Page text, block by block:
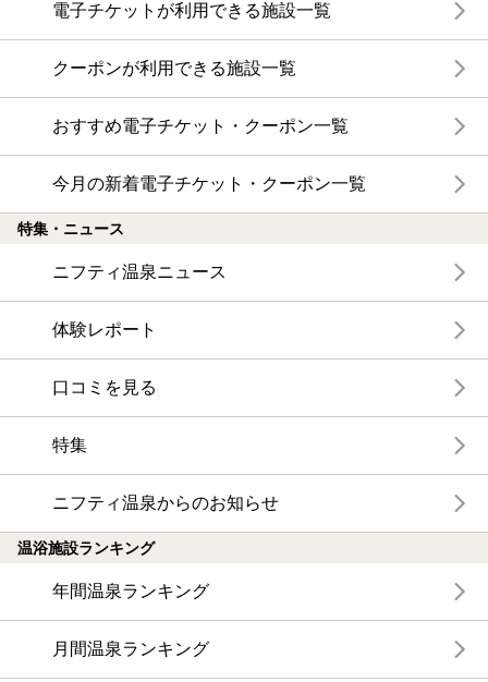
電子チケットが利用できる施設一覧
クーポンが利用できる施設一覧
おすすめ電子チケット・クーポン一覧
今月の新着電子チケット・クーポン一覧
特集・ニュース
ニフティ温泉ニュース
体験レポート
口コミを見る
特集
ニフティ温泉からのお知らせ
温浴施設ランキング
年間温泉ランキング
月間温泉ランキング